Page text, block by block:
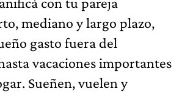
mediano y largo plazo,
gasto fuera del
vacaciones importantes
Sueñen, vuelen y